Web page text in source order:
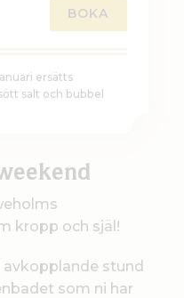
BOKA
ersätts
salt och bubbel
kropp och själ!
avkopplande stund
som ni har